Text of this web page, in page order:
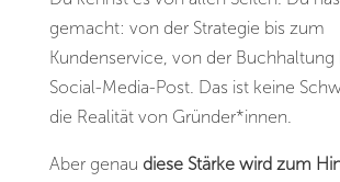
gemacht: von der Strategie bis zum
Kundenservice, von der Buchhaltung
Social-Media-Post. Das ist keine
die Realität von Gründer*innen.
Aber genau diese Stärke wird zum